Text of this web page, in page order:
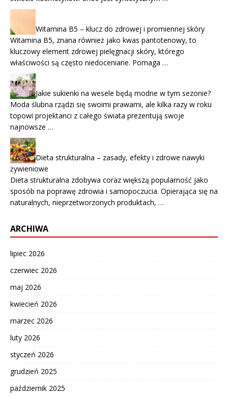
Witamina B5 – klucz do zdrowej i promiennej skóry
Witamina B5, znana również jako kwas pantotenowy, to
kluczowy element zdrowej pielęgnacji skóry, którego
właściwości są często niedoceniane. Pomaga …
Jakie sukienki na wesele będą modne w tym sezonie?
Moda ślubna rządzi się swoimi prawami, ale kilka razy w roku
topowi projektanci z całego świata prezentują swoje
najnowsze …
Dieta strukturalna – zasady, efekty i zdrowe nawyki
żywieniowe
Dieta strukturalna zdobywa coraz większą popularność jako
sposób na poprawę zdrowia i samopoczucia. Opierająca się na
naturalnych, nieprzetworzonych produktach, …
ARCHIWA
lipiec 2026
czerwiec 2026
maj 2026
kwiecień 2026
marzec 2026
luty 2026
styczeń 2026
grudzień 2025
październik 2025